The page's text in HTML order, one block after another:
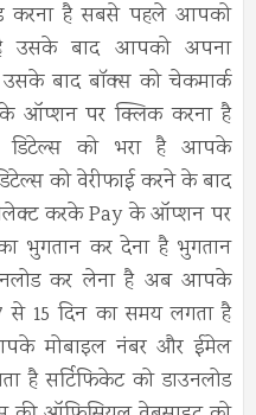
करना है सबसे पहले आपको
उसके बाद आपको अपना
बाद बॉक्स को चेकमार्क
ऑप्शन पर क्लिक करना है
को भरा है आपके
को वेरीफाई करने के बाद
करके Pay के ऑप्शन पर
भुगतान कर देना है भुगतान
कर लेना है अब आपके
से 15 दिन का समय लगता है
मोबाइल नंबर और ईमेल
है सर्टिफिकेट को डाउनलोड